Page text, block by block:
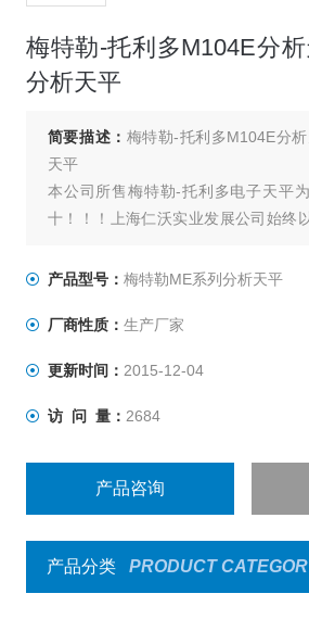
梅特勒-托利多M104E分
分析天平
简要描述： 梅特勒-托利多M104E分
天平
本公司所售梅特勒-托利多电子天平
十！！！上海仁沃实业发展公司始终
防爆电子秤，叉车称，称重仪表及各
产品型号： 梅特勒ME系列分析天平
厂商性质： 生产厂家
更新时间： 2015-12-04
访 问 量： 2684
产品咨询
产品分类 PRODUCT